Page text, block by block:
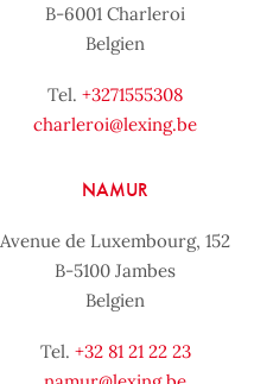
B-6001 Charleroi
Belgien
Tel. +3271555308
charleroi@lexing.be
NAMUR
Avenue de Luxembourg, 152
B-5100 Jambes
Belgien
Tel. +32 81 21 22 23